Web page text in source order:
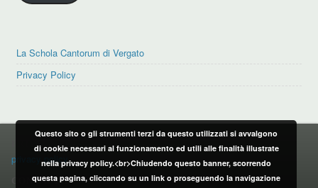
La Schola Cantorum di Vergato
Privacy Policy
PRIVACY POLICY
privacy policy
CONTATTI:
Questo sito o gli strumenti terzi da questo utilizzati si avvalgono
di cookie necessari al funzionamento ed utili alle finalità illustrate
nella privacy policy.<br>Chiudendo questo banner, scorrendo
questa pagina, cliccando su un link o proseguendo la navigazione